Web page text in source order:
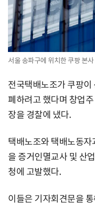
서울 송파구에 위치한 쿠팡 본
전국택배노조가 쿠팡
폐하려고 했다며 창업
장을 경찰에 냈다.
택배노조와 택배노동
을 증거인멸교사 및 산
청에 고발했다.
이들은 기자회견문을